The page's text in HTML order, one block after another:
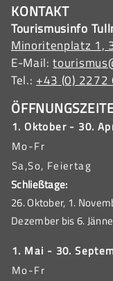
KONTAKT
Tourismusinfo
Minoritenplatz 1,
E-Mail:
Tel.: +43 (0) 2272
1. Oktober - 30.
Mo-Fr
Sa,So, Feiertag
Schließtage:
26. Oktober, 1.
Dezember bis 6.
1. Mai - 30.
Mo-Fr